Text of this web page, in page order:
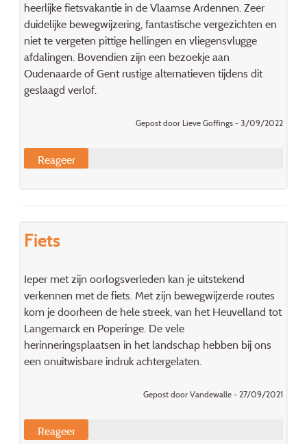
heerlijke fietsvakantie in de Vlaamse Ardennen. Zeer
duidelijke bewegwijzering, fantastische vergezichten en
niet te vergeten pittige hellingen en vliegensvlugge
afdalingen. Bovendien zijn een bezoekje aan
Oudenaarde of Gent rustige alternatieven tijdens dit
geslaagd verlof.
Gepost door Lieve Goffings - 3/09/2022
Reageer
Fiets
Ieper met zijn oorlogsverleden kan je uitstekend
verkennen met de fiets. Met zijn bewegwijzerde routes
kom je doorheen de hele streek, van het Heuvelland tot
Langemarck en Poperinge. De vele
herinneringsplaatsen in het landschap hebben bij ons
een onuitwisbare indruk achtergelaten.
Gepost door Vandewalle - 27/09/2021
Reageer